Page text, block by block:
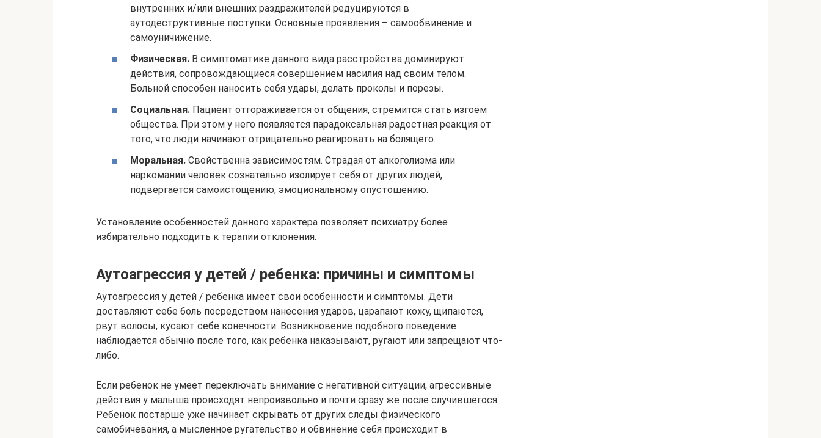
внутренних и/или внешних раздражителей редуцируются в
аутодеструктивные поступки. Основные проявления – самообвинение и
самоуничижение.
Физическая. В симптоматике данного вида расстройства доминируют
действия, сопровождающиеся совершением насилия над своим телом.
Больной способен наносить себя удары, делать проколы и порезы.
Социальная. Пациент отгораживается от общения, стремится стать изгоем
общества. При этом у него появляется парадоксальная радостная реакция от
того, что люди начинают отрицательно реагировать на болящего.
Моральная. Свойственна зависимостям. Страдая от алкоголизма или
наркомании человек сознательно изолирует себя от других людей,
подвергается самоистощению, эмоциональному опустошению.
Установление особенностей данного характера позволяет психиатру более
избирательно подходить к терапии отклонения.
Аутоагрессия у детей / ребенка: причины и симптомы
Аутоагрессия у детей / ребенка имеет свои особенности и симптомы. Дети
доставляют себе боль посредством нанесения ударов, царапают кожу, щипаются,
рвут волосы, кусают себе конечности. Возникновение подобного поведение
наблюдается обычно после того, как ребенка наказывают, ругают или запрещают что-
либо.
Если ребенок не умеет переключать внимание с негативной ситуации, агрессивные
действия у малыша происходят непроизвольно и почти сразу же после случившегося.
Ребенок постарше уже начинает скрывать от других следы физического
самобичевания, а мысленное ругательство и обвинение себя происходит в